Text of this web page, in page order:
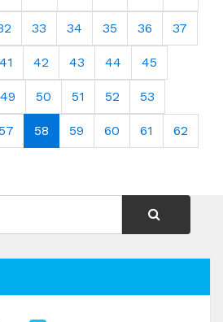
33 34 35 36 37
41 42 43 44 45
49 50 51 52 53
57 58 59 60 61 62